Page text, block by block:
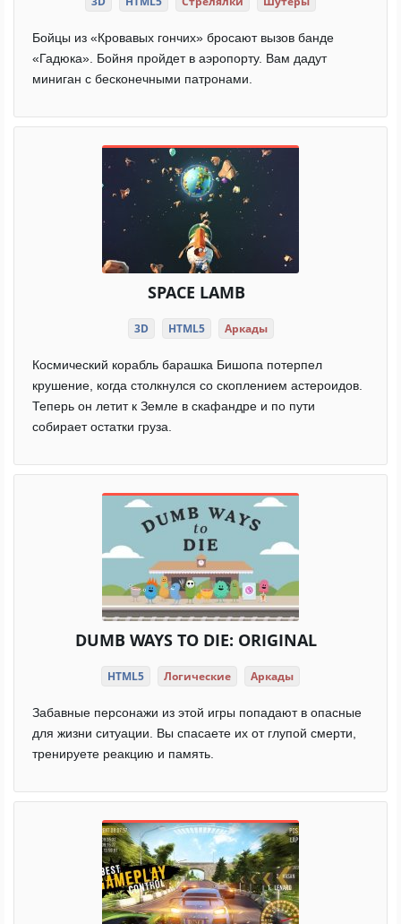
Бойцы из «Кровавых гончих» бросают вызов банде
«Гадюка». Бойня пройдет в аэропорту. Вам дадут
миниган с бесконечными патронами.
SPACE LAMB
3D HTML5 Аркады
Космический корабль барашка Бишопа потерпел
крушение, когда столкнулся со скоплением астероидов.
Теперь он летит к Земле в скафандре и по пути
собирает остатки груза.
DUMB WAYS TO DIE: ORIGINAL
HTML5 Логические Аркады
Забавные персонажи из этой игры попадают в опасные
для жизни ситуации. Вы спасаете их от глупой смерти,
тренируете реакцию и память.